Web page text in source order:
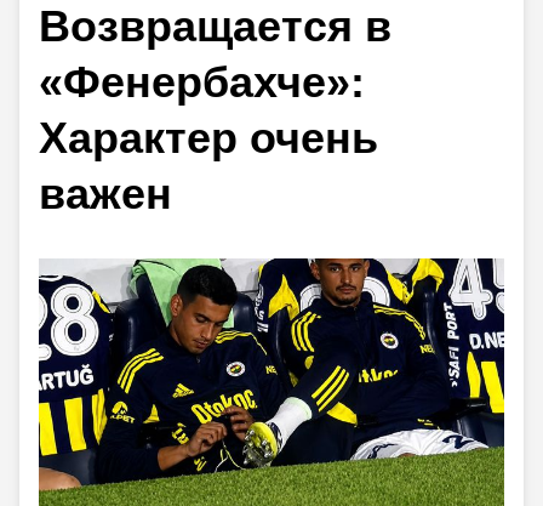
Возвращается в
«Фенербахче»:
Характер очень
важен